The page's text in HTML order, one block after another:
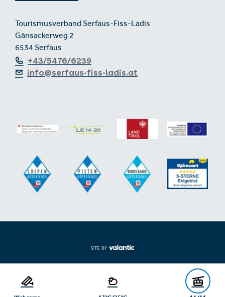
Tourismusverband Serfaus-Fiss-Ladis
Gänsackerweg 2
6534 Serfaus
+43/5476/6239
info@serfaus-fiss-ladis.at